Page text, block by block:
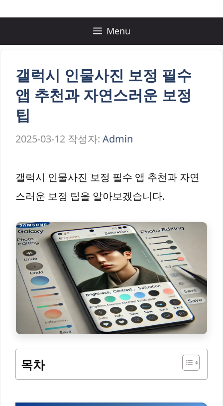
츠
Menu
갤럭시 인물사진 보정 필수
앱 추천과 자연스러운 보정
팁
2025-03-12 작성자: Admin
갤럭시 인물사진 보정 필수 앱 추천과 자연
스러운 보정 팁을 알아보겠습니다.
목차